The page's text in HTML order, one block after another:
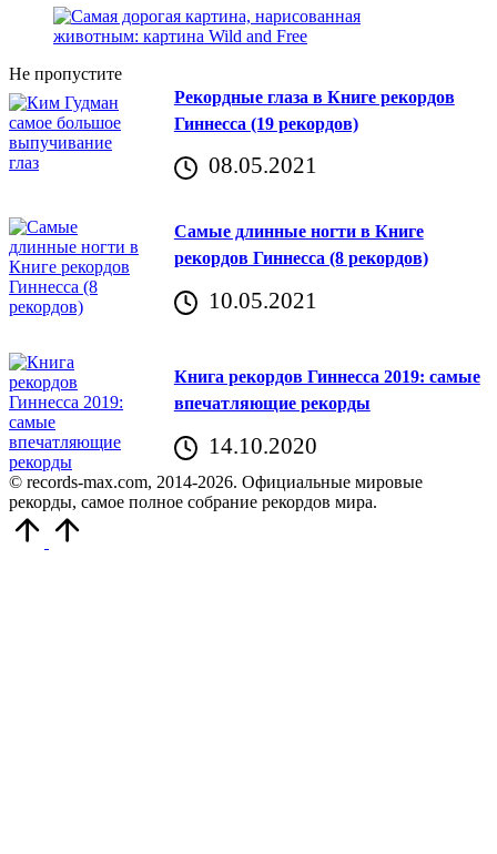
Не пропустите
Рекордные глаза в Книге рекордов
Гиннесса (19 рекордов)
08.05.2021
Самые длинные ногти в Книге
рекордов Гиннесса (8 рекордов)
10.05.2021
Книга рекордов Гиннесса 2019: самые
впечатляющие рекорды
14.10.2020
© records-max.com, 2014-2026. Официальные мировые
рекорды, самое полное собрание рекордов мира.